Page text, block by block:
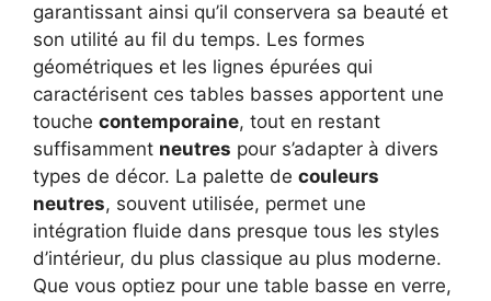
garantissant ainsi qu’il conservera sa beauté et
son utilité au fil du temps. Les formes
géométriques et les lignes épurées qui
caractérisent ces tables basses apportent une
touche contemporaine, tout en restant
suffisamment neutres pour s’adapter à divers
types de décor. La palette de couleurs
neutres, souvent utilisée, permet une
intégration fluide dans presque tous les styles
d’intérieur, du plus classique au plus moderne.
Que vous optiez pour une table basse en verre,